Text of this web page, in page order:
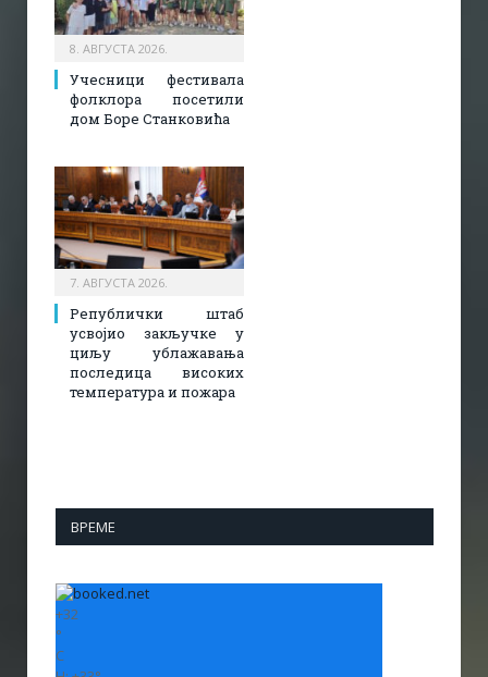
8. АВГУСТА 2026.
Учесници фестивала
фолклора посетили
дом Боре Станковића
7. АВГУСТА 2026.
Републички штаб
усвојио закључке у
циљу ублажавања
последица високих
температура и пожара​
ВРЕМЕ
+32
°
C